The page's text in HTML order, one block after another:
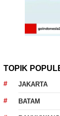
TOPIK
JAKARTA
BATAM